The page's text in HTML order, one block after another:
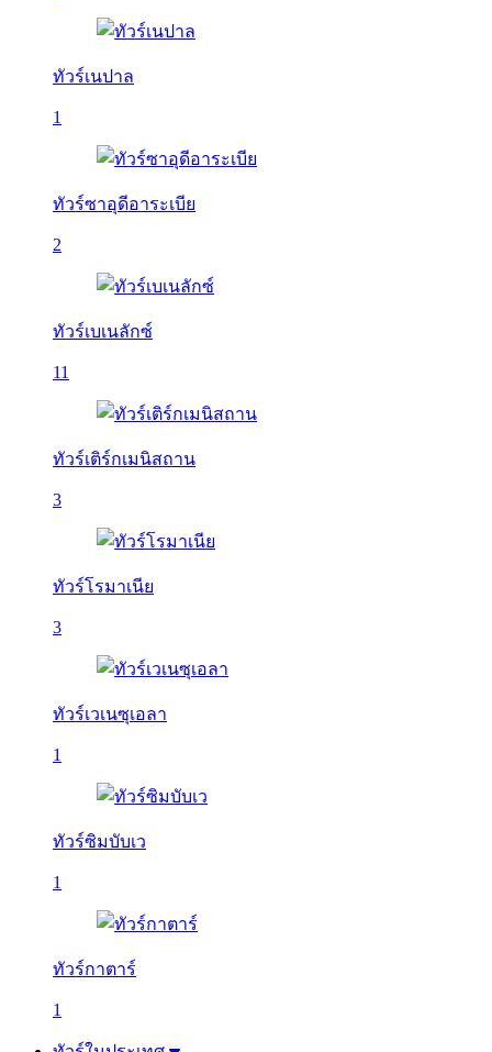
ทัวร์เนปาล
1
ทัวร์ซาอุดีอาระเบีย
2
ทัวร์เบเนลักซ์
11
ทัวร์เติร์กเมนิสถาน
3
ทัวร์โรมาเนีย
3
ทัวร์เวเนซุเอลา
1
ทัวร์ซิมบับเว
1
ทัวร์กาตาร์
1